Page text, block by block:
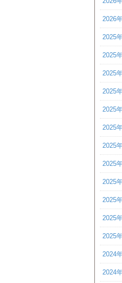
2026
2025
2025
2025
2025
2025
2025
2025
2025
2025
2025
2025
2025
2024
2024